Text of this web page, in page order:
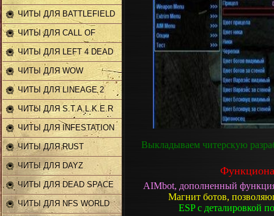
ЧИТЫ ДЛЯ BATTLEFIELD
ЧИТЫ ДЛЯ CALL OF
DUTY
ЧИТЫ ДЛЯ LEFT 4 DEAD
2
ЧИТЫ ДЛЯ WOW
ЧИТЫ ДЛЯ LINEAGE 2
ЧИТЫ ДЛЯ S.T.A.L.K.E.R
ЧИТЫ ДЛЯ INFESTATION
ЧИТЫ ДЛЯ RUST
ЧИТЫ ДЛЯ DAYZ
ЧИТЫ ДЛЯ DEAD SPACE
2
ЧИТЫ ДЛЯ NFS WORLD
Выкладываем читерскую
AIMbot, дополненный
Магнит ботов,
ESP с деталировкой